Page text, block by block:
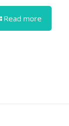
Read more